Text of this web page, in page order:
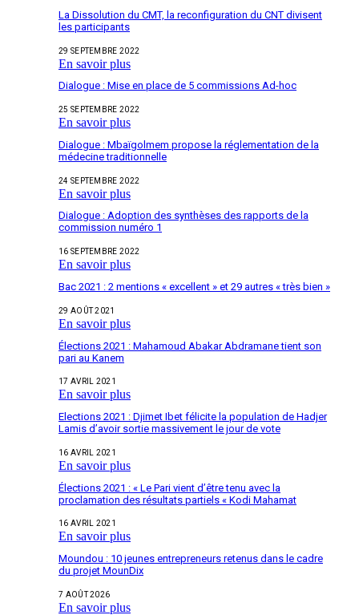
La Dissolution du CMT, la reconfiguration du CNT divisent
les participants
29 SEPTEMBRE 2022
En savoir plus
Dialogue : Mise en place de 5 commissions Ad-hoc
25 SEPTEMBRE 2022
En savoir plus
Dialogue : Mbaïgolmem propose la réglementation de la
médecine traditionnelle
24 SEPTEMBRE 2022
En savoir plus
Dialogue : Adoption des synthèses des rapports de la
commission numéro 1
16 SEPTEMBRE 2022
En savoir plus
Bac 2021 : 2 mentions « excellent » et 29 autres « très bien »
29 AOÛT 2021
En savoir plus
Élections 2021 : Mahamoud Abakar Abdramane tient son
pari au Kanem
17 AVRIL 2021
En savoir plus
Elections 2021 : Djimet Ibet félicite la population de Hadjer
Lamis d’avoir sortie massivement le jour de vote
16 AVRIL 2021
En savoir plus
Élections 2021 : « Le Pari vient d’être tenu avec la
proclamation des résultats partiels « Kodi Mahamat
16 AVRIL 2021
En savoir plus
Moundou : 10 jeunes entrepreneurs retenus dans le cadre
du projet MounDix
7 AOÛT 2026
En savoir plus